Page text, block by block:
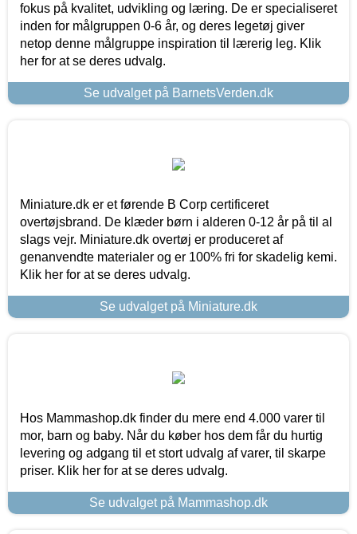
fokus på kvalitet, udvikling og læring. De er specialiseret
inden for målgruppen 0-6 år, og deres legetøj giver
netop denne målgruppe inspiration til lærerig leg. Klik
her for at se deres udvalg.
Se udvalget på BarnetsVerden.dk
Miniature.dk er et førende B Corp certificeret
overtøjsbrand. De klæder børn i alderen 0-12 år på til al
slags vejr. Miniature.dk overtøj er produceret af
genanvendte materialer og er 100% fri for skadelig kemi.
Klik her for at se deres udvalg.
Se udvalget på Miniature.dk
Hos Mammashop.dk finder du mere end 4.000 varer til
mor, barn og baby. Når du køber hos dem får du hurtig
levering og adgang til et stort udvalg af varer, til skarpe
priser. Klik her for at se deres udvalg.
Se udvalget på Mammashop.dk